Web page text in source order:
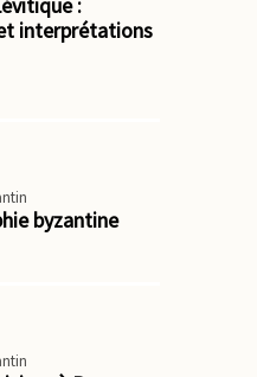
:
interprétations
byzantine